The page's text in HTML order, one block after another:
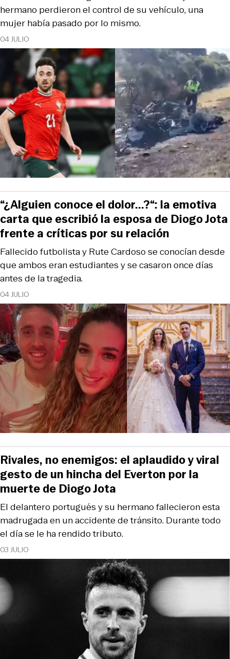
04 JULIO
hermano perdieron el control de su vehículo, una
mujer había pasado por lo mismo.
04 JULIO
Fallecido futbolista y Rute Cardoso se conocían desde
que ambos eran estudiantes y se casaron once días
antes de la tragedia.
“¿Alguien conoce el dolor...?“: la emotiva
carta que escribió la esposa de Diogo Jota
frente a críticas por su relación
03 JULIO
El delantero portugués y su hermano fallecieron esta
madrugada en un accidente de tránsito. Durante todo
el día se le ha rendido tributo.
Rivales, no enemigos: el aplaudido y viral
gesto de un hincha del Everton por la
muerte de Diogo Jota